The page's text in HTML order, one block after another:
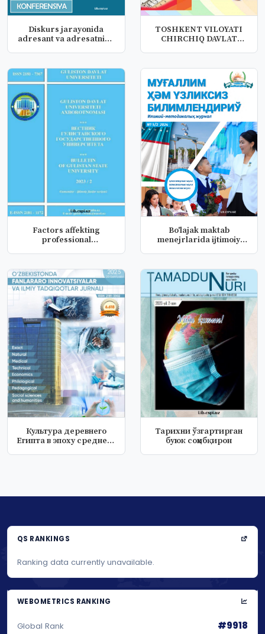
Diskurs jarayonida
adresant va adresatning
TOSHKENT VILOYATI
CHIRCHIQ DAVLAT
Factors affekting
professional
Bo'lajak maktab
menejrlarida ijtimoiy
Культура деревнего
Eгипта в эпоху среднего
Тарихни ўзгартирган
буюк соҳибқирон
QS RANKINGS
Ranking data currently unavailable.
WEBOMETRICS RANKING
Global Rank #9918